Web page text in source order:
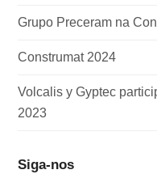
Grupo Preceram na
Construmat 2024
Volcalis y Gyptec
2023
Siga-nos